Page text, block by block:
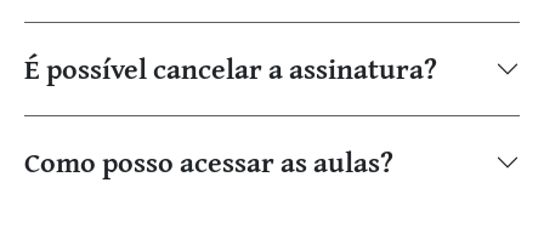
É possível cancelar a assinatura?
Como posso acessar as aulas?